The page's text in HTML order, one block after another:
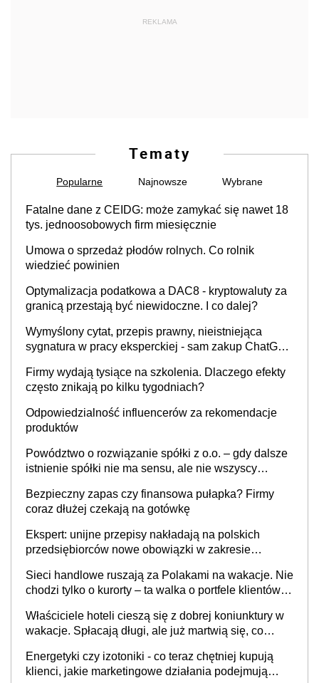
REKLAMA
Tematy
Popularne Najnowsze Wybrane
Fatalne dane z CEIDG: może zamykać się nawet 18
tys. jednoosobowych firm miesięcznie
Umowa o sprzedaż płodów rolnych. Co rolnik
wiedzieć powinien
Optymalizacja podatkowa a DAC8 - kryptowaluty za
granicą przestają być niewidoczne. I co dalej?
Wymyślony cytat, przepis prawny, nieistniejąca
sygnatura w pracy eksperckiej - sam zakup ChatGPT
Firmy wydają tysiące na szkolenia. Dlaczego efekty
często znikają po kilku tygodniach?
Odpowiedzialność influencerów za rekomendacje
produktów
Powództwo o rozwiązanie spółki z o.o. – gdy dalsze
istnienie spółki nie ma sensu, ale nie wszyscy
Bezpieczny zapas czy finansowa pułapka? Firmy
coraz dłużej czekają na gotówkę
Ekspert: unijne przepisy nakładają na polskich
przedsiębiorców nowe obowiązki w zakresie
Sieci handlowe ruszają za Polakami na wakacje. Nie
chodzi tylko o kurorty – ta walka o portfele klientów
cichu
Właściciele hoteli cieszą się z dobrej koniunktury w
wakacje. Spłacają długi, ale już martwią się, co
Energetyki czy izotoniki - co teraz chętniej kupują
klienci, jakie marketingowe działania podejmują